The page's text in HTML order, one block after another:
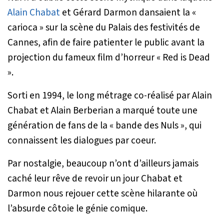
Alain Chabatet Gérard Darmon dansaient la «
carioca » sur la scène du Palais des festivités de
Cannes, afin de faire patienter le public avant la
projection du fameux film d’horreur « Red is Dead
».
Sorti en 1994, le long métrage co-réalisé par Alain
Chabat et Alain Berberian a marqué toute une
génération de fans de la « bande des Nuls », qui
connaissent les dialogues par coeur.
Par nostalgie, beaucoup n’ont d’ailleurs jamais
caché leur rêve de revoir un jour Chabat et
Darmon nous rejouer cette scène hilarante où
l’absurde côtoie le génie comique.